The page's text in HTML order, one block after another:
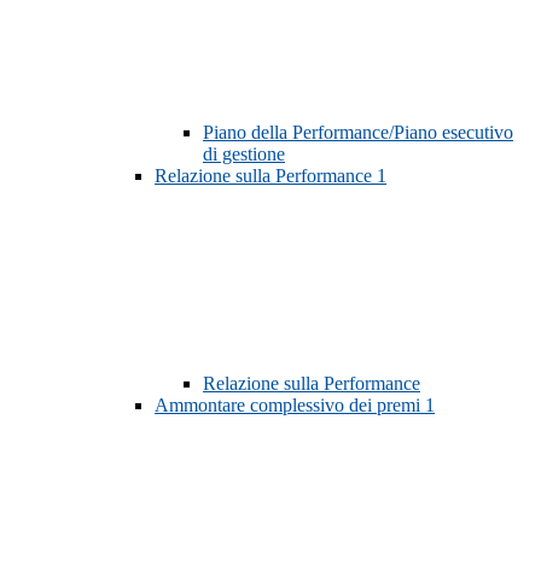
Piano della Performance/Piano esecutivo
di gestione
Relazione sulla Performance 1
Relazione sulla Performance
Ammontare complessivo dei premi 1